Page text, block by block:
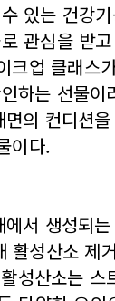
있는 건강기
관심을 받
크업 클래스
하는 선물이
의 컨디션
이다.
서 생성되
활성산소 제
성산소는 스